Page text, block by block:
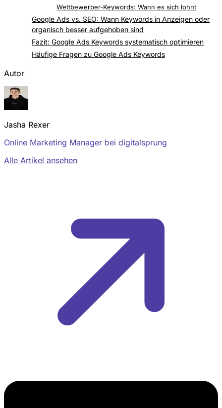
Wettbewerber-Keywords: Wann es sich lohnt
Google Ads vs. SEO: Wann Keywords in Anzeigen oder
organisch besser aufgehoben sind
Fazit: Google Ads Keywords systematisch optimieren
Häufige Fragen zu Google Ads Keywords
Autor
Jasha Rexer
Online Marketing Manager bei digitalsprung
Alle Artikel ansehen